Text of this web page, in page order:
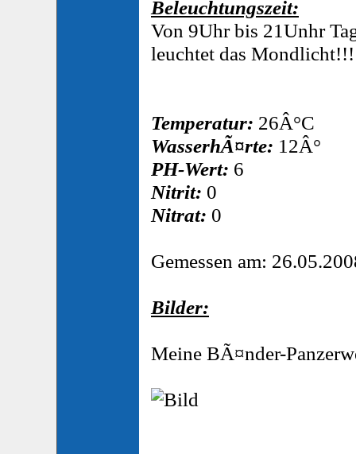
Beleuchtungszeit:
Von 9Uhr bis 21Unhr
leuchtet das Mondlicht!!!
Temperatur: 26Â°C
WasserhÃ¤rte: 12Â°
PH-Wert: 6
Nitrit: 0
Nitrat: 0
Gemessen am:
Bilder:
Meine BÃ¤nder-